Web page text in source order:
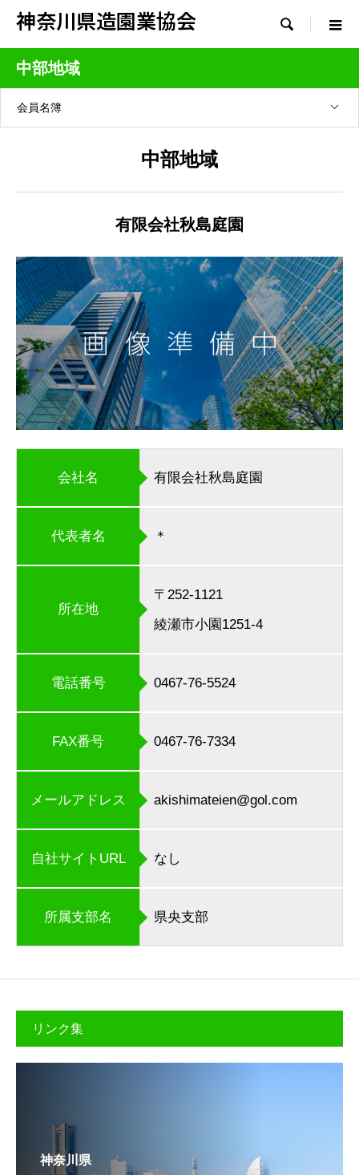
神奈川県造園業協会 
中部地域
会員名簿
中部地域
有限会社秋島庭園
会社名 有限会社秋島庭園
代表者名 ＊
所在地
〒252-1121
綾瀬市小園1251-4
電話番号 0467-76-5524
FAX番号 0467-76-7334
メールアドレス akishimateien@gol.com
自社サイトURL なし
所属支部名 県央支部
リンク集
神奈川県